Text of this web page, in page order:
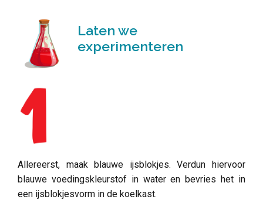
Laten we
experimenteren
Allereerst, maak blauwe ijsblokjes. Verdun hiervoor
blauwe voedingskleurstof in water en bevries het in
een ijsblokjesvorm in de koelkast.